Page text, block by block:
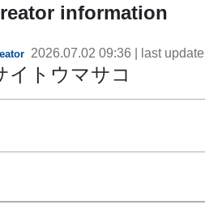
information
2026.07.02 09:36 | last update
イトウマサコ